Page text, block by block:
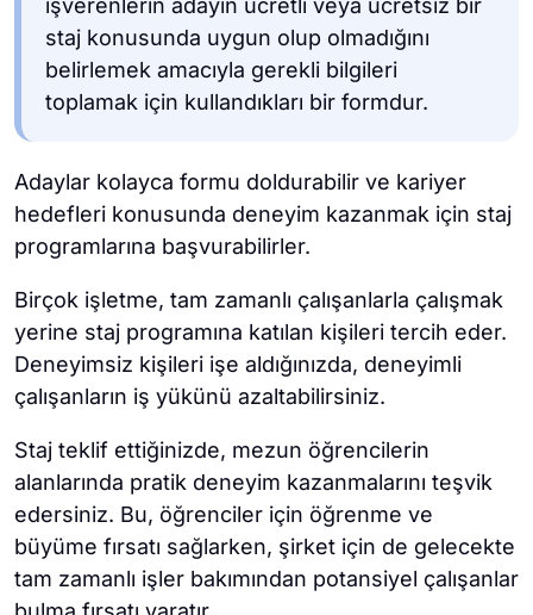
işverenlerin adayın ücretli veya ücretsiz bir
staj konusunda uygun olup olmadığını
belirlemek amacıyla gerekli bilgileri
toplamak için kullandıkları bir formdur.
Adaylar kolayca formu doldurabilir ve kariyer
hedefleri konusunda deneyim kazanmak için staj
programlarına başvurabilirler.
Birçok işletme, tam zamanlı çalışanlarla çalışmak
yerine staj programına katılan kişileri tercih eder.
Deneyimsiz kişileri işe aldığınızda, deneyimli
çalışanların iş yükünü azaltabilirsiniz.
Staj teklif ettiğinizde, mezun öğrencilerin
alanlarında pratik deneyim kazanmalarını teşvik
edersiniz. Bu, öğrenciler için öğrenme ve
büyüme fırsatı sağlarken, şirket için de gelecekte
tam zamanlı işler bakımından potansiyel çalışanlar